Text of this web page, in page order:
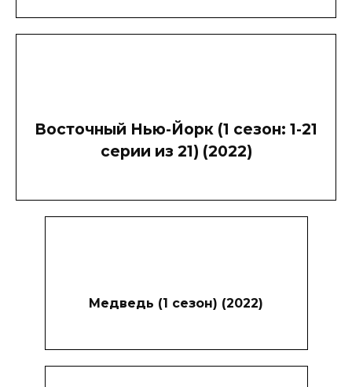
Восточный Нью-Йорк (1 сезон: 1-21
серии из 21) (2022)
Медведь (1 сезон) (2022)